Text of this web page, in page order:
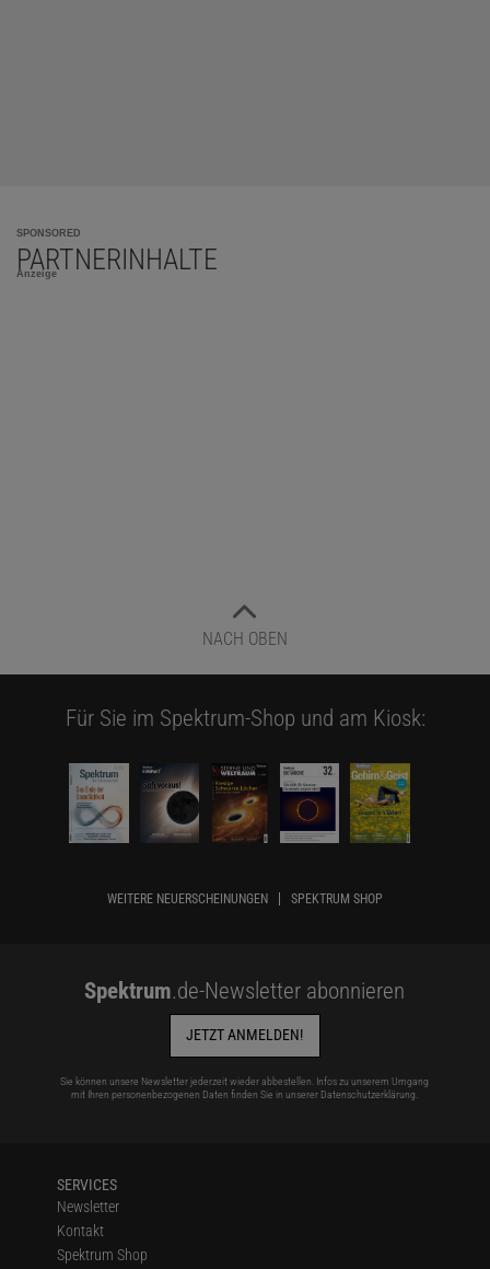
SPONSORED
PARTNERINHALTE
Anzeige
NACH OBEN
Für Sie im Spektrum-Shop und am Kiosk:
WEITERE NEUERSCHEINUNGEN SPEKTRUM SHOP
Spektrum.de-Newsletter abonnieren
JETZT ANMELDEN!
Sie können unsere Newsletter jederzeit wieder abbestellen. Infos zu unserem Umgang
mit Ihren personenbezogenen Daten finden Sie in unserer Datenschutzerklärung
SERVICES
Newsletter
Kontakt
Spektrum Shop